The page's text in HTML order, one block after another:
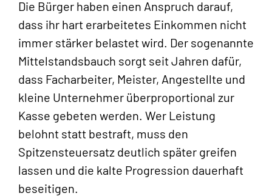
Die Bürger haben einen Anspruch darauf,
dass ihr hart erarbeitetes Einkommen nicht
immer stärker belastet wird. Der sogenannte
Mittelstandsbauch sorgt seit Jahren dafür,
dass Facharbeiter, Meister, Angestellte und
kleine Unternehmer überproportional zur
Kasse gebeten werden. Wer Leistung
belohnt statt bestraft, muss den
Spitzensteuersatz deutlich später greifen
lassen und die kalte Progression dauerhaft
beseitigen.